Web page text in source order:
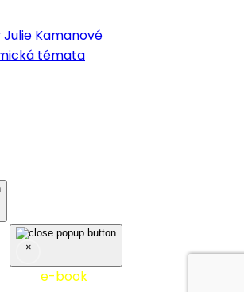
Julie Kamanové
témata
×
e-book